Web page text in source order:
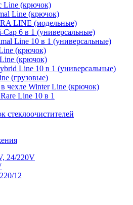
Line (крючок)
Line (крючок)
LINE (модельные)
Cap 6 в 1 (универсальные)
Line 10 в 1 (универсальные)
(крючок)
(крючок)
Line 10 в 1 (универсальные)
(грузовые)
чехле Winter Line (крючок)
Line 10 в 1
стеклоочистителей
24/220V
12